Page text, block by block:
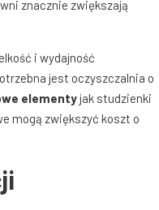
znacznie zwiększają
i wydajność
jest oczyszczalnia o
elementyjak studzienki
mogą zwiększyć koszt o